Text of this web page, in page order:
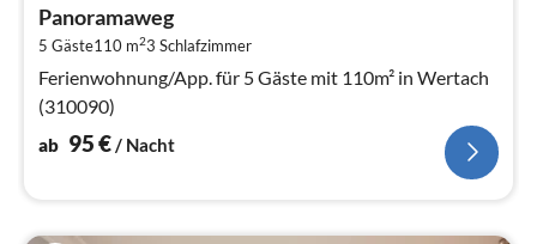
Panoramaweg
5 Gäste110 m23 Schlafzimmer
Ferienwohnung/App. für 5 Gäste mit 110m² in Wertach
(310090)
ab 95€/ Nacht